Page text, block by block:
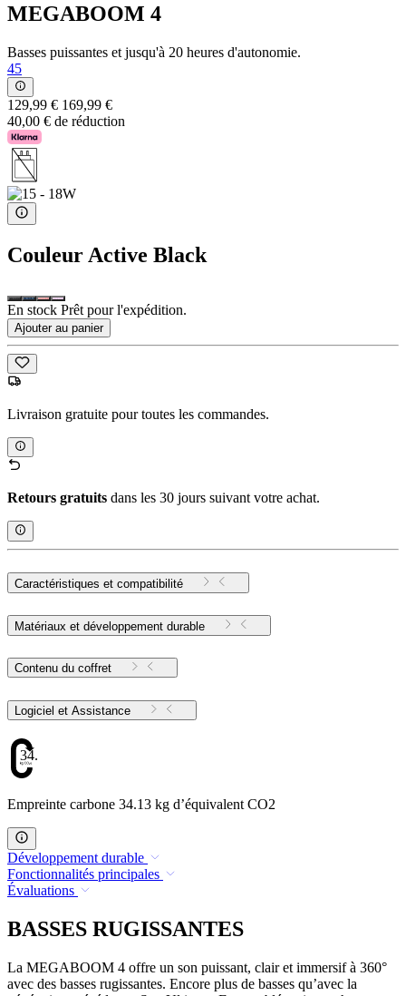
MEGABOOM 4
Basses puissantes et jusqu'à 20 heures d'autonomie.
45
129,99 € 169,99 €
40,00 € de réduction
Couleur Active Black
En stock Prêt pour l'expédition.
Ajouter au panier
Livraison gratuite pour toutes les commandes.
Retours gratuits dans les 30 jours suivant votre achat.
Caractéristiques et compatibilité
Matériaux et développement durable
Contenu du coffret
Logiciel et Assistance
34.13
Empreinte carbone 34.13 kg d’équivalent CO2
Développement durable
Fonctionnalités principales
Évaluations
BASSES RUGISSANTES
La MEGABOOM 4 offre un son puissant, clair et immersif à 360°
avec des basses rugissantes. Encore plus de basses qu’avec la